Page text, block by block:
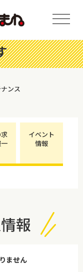
ンス
イベント
情報
報
ません